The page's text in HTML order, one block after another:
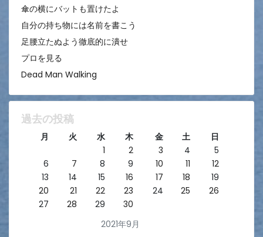
傘の横にバットも置けたよ
自分の持ち物には名前を書こう
足腰立たぬよう徹底的に潰せ
プロを見る
Dead Man Walking
過去の投稿
2021年9月
月 火 水 木 金 土
日
1
2 3 4
5
6
7 8 9 10 11
12
13
14 15 16 17 18
19
20
21 22 23 24 25
26
27
28 29 30